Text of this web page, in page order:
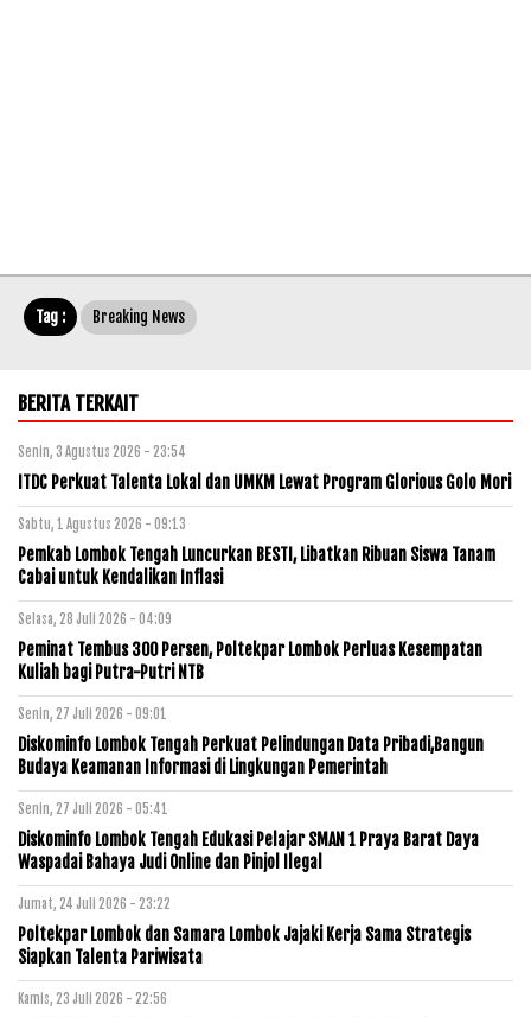
Tag : Breaking News
BERITA TERKAIT
Senin, 3 Agustus 2026 - 23:54
ITDC Perkuat Talenta Lokal dan UMKM Lewat Program Glorious Golo Mori
Sabtu, 1 Agustus 2026 - 09:13
Pemkab Lombok Tengah Luncurkan BESTI, Libatkan Ribuan Siswa Tanam
Cabai untuk Kendalikan Inflasi
Selasa, 28 Juli 2026 - 04:09
Peminat Tembus 300 Persen, Poltekpar Lombok Perluas Kesempatan
Kuliah bagi Putra-Putri NTB
Senin, 27 Juli 2026 - 09:01
Diskominfo Lombok Tengah Perkuat Pelindungan Data Pribadi,Bangun
Budaya Keamanan Informasi di Lingkungan Pemerintah
Senin, 27 Juli 2026 - 05:41
Diskominfo Lombok Tengah Edukasi Pelajar SMAN 1 Praya Barat Daya
Waspadai Bahaya Judi Online dan Pinjol Ilegal
Jumat, 24 Juli 2026 - 23:22
Poltekpar Lombok dan Samara Lombok Jajaki Kerja Sama Strategis
Siapkan Talenta Pariwisata
Kamis, 23 Juli 2026 - 22:56